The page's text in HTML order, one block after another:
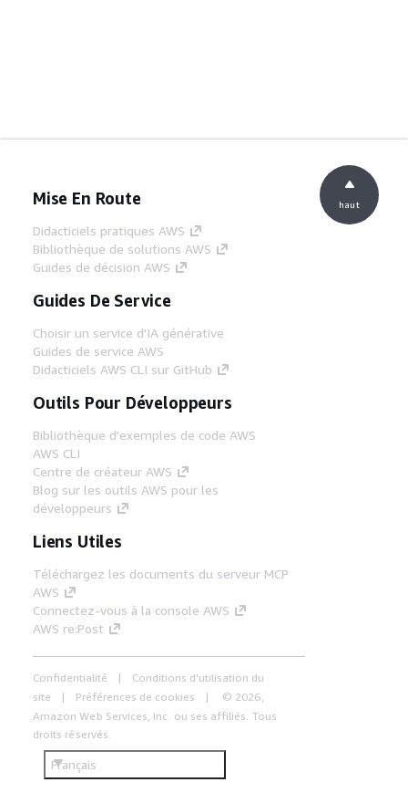
Mise En Route
Didacticiels pratiques AWS
Bibliothèque de solutions AWS
Guides de décision AWS
Guides De Service
Choisir un service d'IA générative
Guides de service AWS
Didacticiels AWS CLI sur GitHub
Outils Pour Développeurs
Bibliothèque d'exemples de code AWS
AWS CLI
Centre de créateur AWS
Blog sur les outils AWS pour les
développeurs
Liens Utiles
Téléchargez les documents du serveur MCP
AWS
Connectez-vous à la console AWS
AWS re:Post
Confidentialité
Conditions d'utilisation du
site
Préférences de cookies
© 2026,
Amazon Web Services, Inc. ou ses affiliés. Tous
droits réservés.
Français
haut